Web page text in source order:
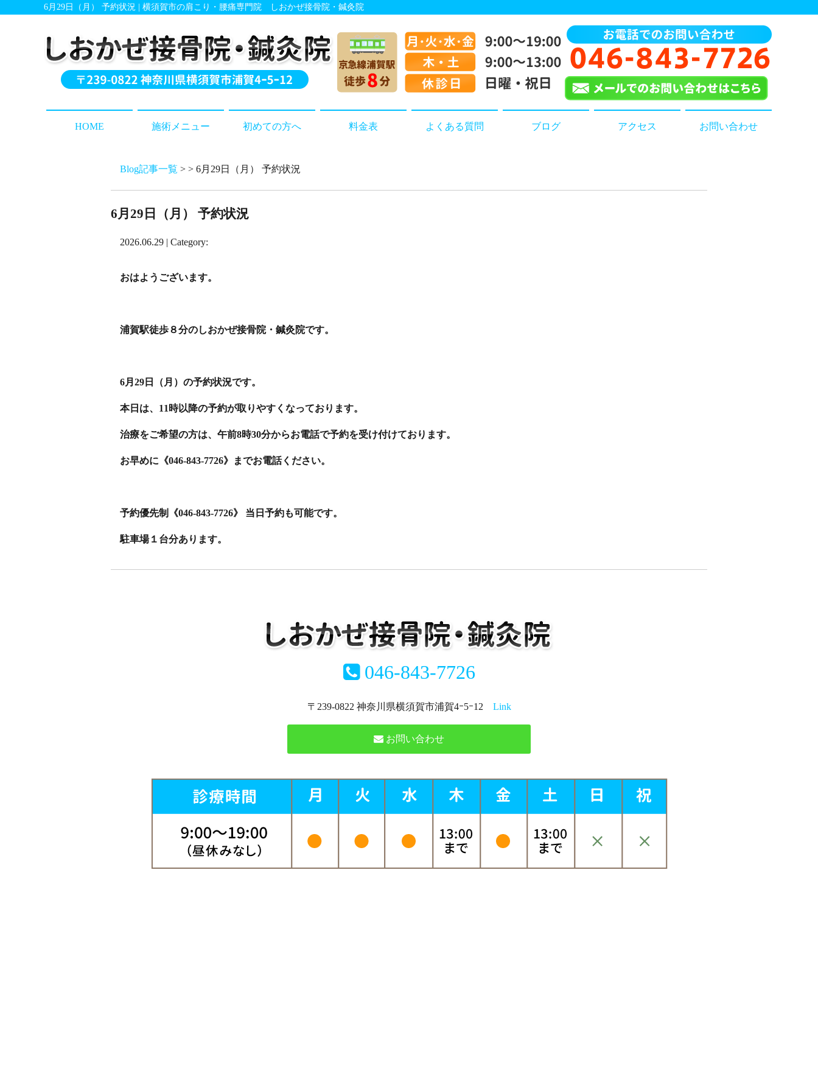
6月29日（月） 予約状況 | 横須賀市の肩こり・腰痛専門院 しおかぜ接骨院・鍼灸院
HOME 施術メニュー 初めての方へ 料金表 よくある質問 ブログ アクセス お問い合わせ
Blog記事一覧 > > 6月29日（月） 予約状況
6月29日（月） 予約状況
2026.06.29 | Category:
おはようございます。
浦賀駅徒歩８分のしおかぜ接骨院・鍼灸院です。
6月29日（月）の予約状況です。
本日は、11時以降の予約が取りやすくなっております。
治療をご希望の方は、午前8時30分からお電話で予約を受け付けております。
お早めに《046-843-7726》までお電話ください。
予約優先制《046-843-7726》 当日予約も可能です。
駐車場１台分あります。
046-843-7726
〒239-0822 神奈川県横須賀市浦賀4ｰ5ｰ12 Link
お問い合わせ